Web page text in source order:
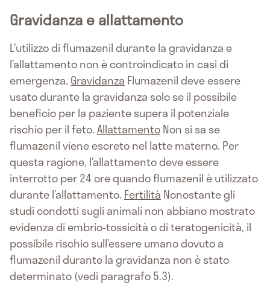
Gravidanza e allattamento
L’utilizzo di flumazenil durante la gravidanza e
l’allattamento non è controindicato in casi di
emergenza. Gravidanza Flumazenil deve essere
usato durante la gravidanza solo se il possibile
beneficio per la paziente supera il potenziale
rischio per il feto.AllattamentoNon si sa se
flumazenil viene escreto nel latte materno. Per
questa ragione, l’allattamento deve essere
interrotto per 24 ore quando flumazenil è utilizzato
durante l’allattamento. Fertilità Nonostante gli
studi condotti sugli animali non abbiano mostrato
evidenza di embrio-tossicità o di teratogenicità, il
possibile rischio sull’essere umano dovuto a
flumazenil durante la gravidanza non è stato
determinato (vedi paragrafo 5.3).